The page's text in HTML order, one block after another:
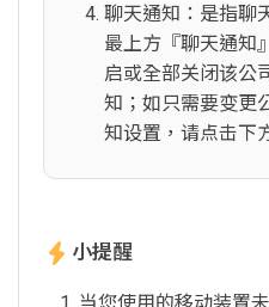
聊天通知：是指聊
最上方『聊天通知
启或全部关闭该公
知；如只需要变更
知设置，请点击下
小提醒